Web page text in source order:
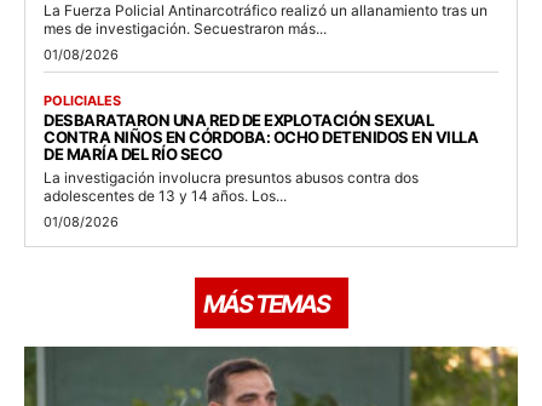
La Fuerza Policial Antinarcotráfico realizó un allanamiento tras un
mes de investigación. Secuestraron más...
01/08/2026
POLICIALES
DESBARATARON UNA RED DE EXPLOTACIÓN SEXUAL
CONTRA NIÑOS EN CÓRDOBA: OCHO DETENIDOS EN VILLA
DE MARÍA DEL RÍO SECO
La investigación involucra presuntos abusos contra dos
adolescentes de 13 y 14 años. Los...
01/08/2026
MÁS TEMAS